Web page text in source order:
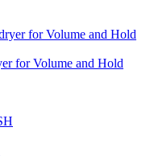
for Volume and Hold